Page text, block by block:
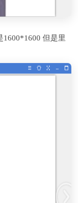
但是里